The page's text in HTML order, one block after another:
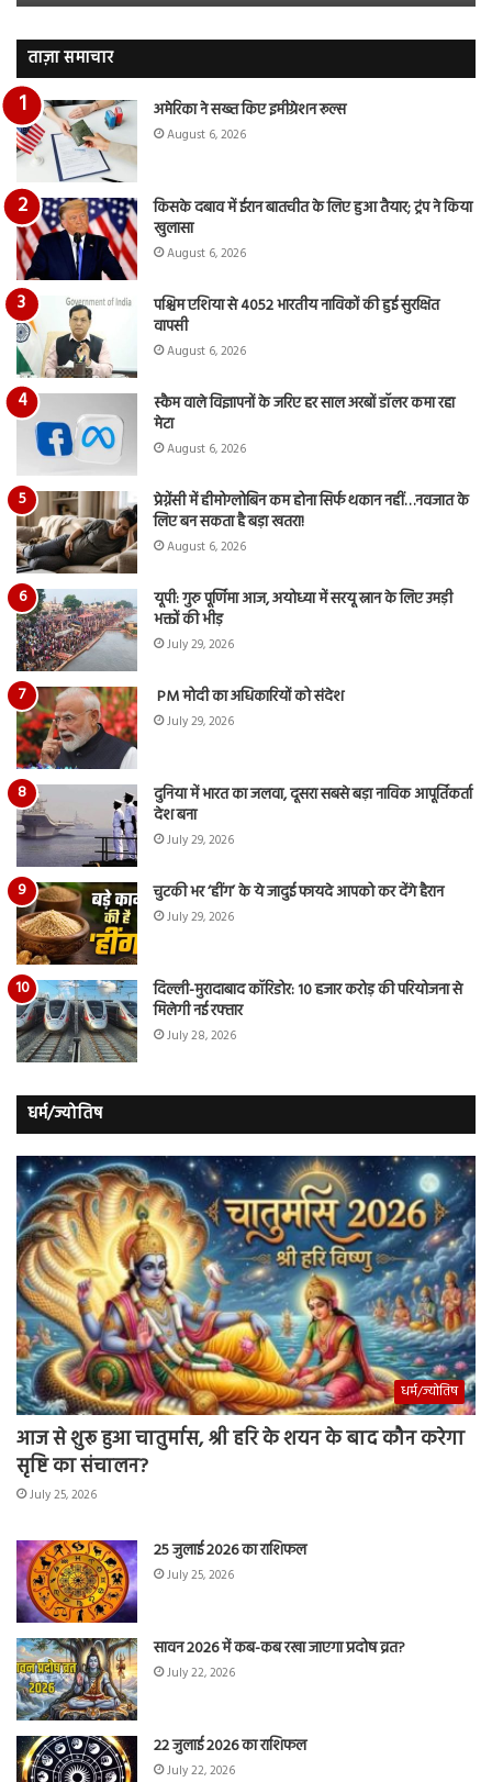
जारी,
वीडियो…
ताज़ा समाचार
अमेरिका ने सख्त किए इमीग्रेशन रूल्स
August 6, 2026
किसके दबाव में ईरान बातचीत के लिए हुआ तैयार; ट्रंप ने किया
खुलासा
August 6, 2026
पश्चिम एशिया से 4052 भारतीय नाविकों की हुई सुरक्षित
वापसी
August 6, 2026
स्कैम वाले विज्ञापनों के जरिए हर साल अरबों डॉलर कमा रहा
मेटा
August 6, 2026
प्रेग्नेंसी में हीमोग्लोबिन कम होना सिर्फ थकान नहीं…नवजात के
लिए बन सकता है बड़ा खतरा!
August 6, 2026
यूपी: गुरु पूर्णिमा आज, अयोध्या में सरयू स्नान के लिए उमड़ी
भक्तों की भीड़
July 29, 2026
PM मोदी का अधिकारियों को संदेश
July 29, 2026
दुनिया में भारत का जलवा, दूसरा सबसे बड़ा नाविक आपूर्तिकर्ता
देश बना
July 29, 2026
चुटकी भर ‘हींग’ के ये जादुई फायदे आपको कर देंगे हैरान
July 29, 2026
दिल्ली-मुरादाबाद कॉरिडोर: 10 हजार करोड़ की परियोजना से
मिलेगी नई रफ्तार
July 28, 2026
धर्म/ज्योतिष
धर्म/ज्योतिष
आज से शुरू हुआ चातुर्मास, श्री हरि के शयन के बाद कौन करेगा
सृष्टि का संचालन?
July 25, 2026
25 जुलाई 2026 का राशिफल
July 25, 2026
सावन 2026 में कब-कब रखा जाएगा प्रदोष व्रत?
July 22, 2026
22 जुलाई 2026 का राशिफल
July 22, 2026